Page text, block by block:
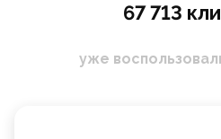
67 713
уже